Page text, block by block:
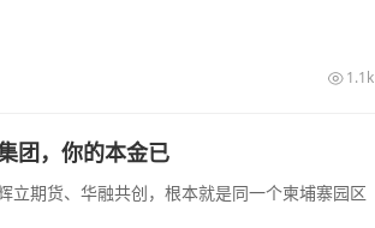
1.1k
团，你的本金已
立期货、华融共创，根本就是同一个柬埔寨园区